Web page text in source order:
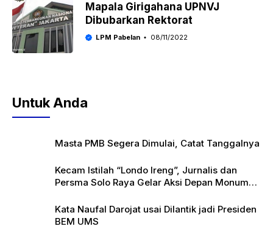
Mapala Girigahana UPNVJ
Dibubarkan Rektorat
LPM Pabelan 08/11/2022
Untuk Anda
Masta PMB Segera Dimulai, Catat Tanggalnya
Kecam Istilah “Londo Ireng”, Jurnalis dan
Persma Solo Raya Gelar Aksi Depan Monumen
Kata Naufal Darojat usai Dilantik jadi Presiden
BEM UMS